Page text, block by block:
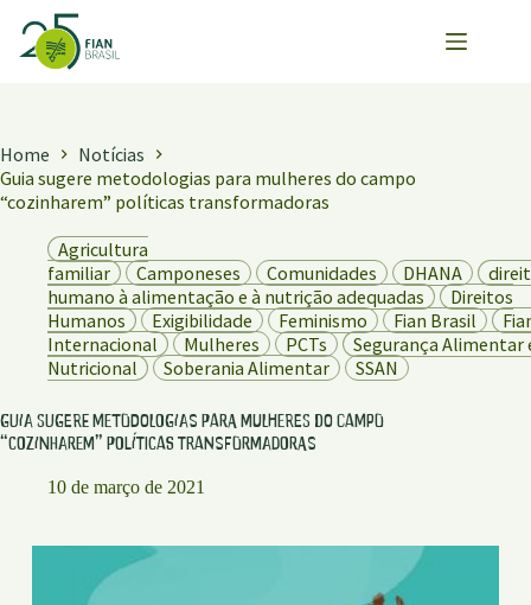
para
Home
Notícias
Guia sugere metodologias para mulheres do campo
“cozinharem” políticas transformadoras
Agricultura
familiar
Camponeses Comunidades DHANA
humano à alimentação e à nutrição adequadas
Direitos
Humanos
Exigibilidade Feminismo Fian Brasil
Internacional
Mulheres PCTs
Segurança Alimentar
Nutricional
Soberania Alimentar SSAN
Guia sugere metodologias para mulheres do campo
“cozinharem” políticas transformadoras
10 de março de 2021